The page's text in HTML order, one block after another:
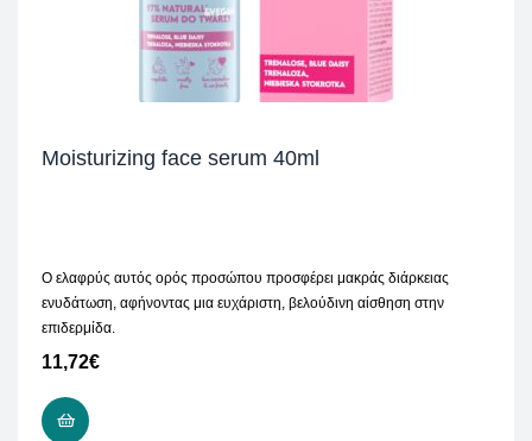
Moisturizing face serum 40ml
Ο ελαφρύς αυτός ορός προσώπου προσφέρει μακράς διάρκειας
ενυδάτωση, αφήνοντας μια ευχάριστη, βελούδινη αίσθηση στην
επιδερμίδα.
11,72€